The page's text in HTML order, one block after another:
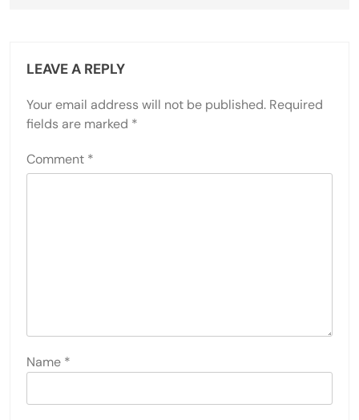
LEAVE A REPLY
Your email address will not be published. Required
fields are marked *
Comment *
Name *